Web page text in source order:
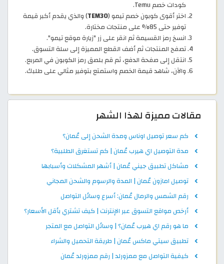
كودات خصم Temu.
اختر أقوى كوبون خصم تيمو (TEM30) والذي يقدم أكبر قيمة
توفير حتى 85% على منتجات مختارة.
انسخ رمز القسيمة ثم انقر على زر "زيارة موقع تيمو".
تصفح المنتجات ثم أضف القطع المميزة إلى سلة التسوق.
انتقل إلى صفحة الدفع، ثم قم بلصق رمز الكوبون في المربع.
والآن، شاهد قيمة الخصم واستمتع بتوفير مثالي على طلبك.
مقالات مميزة لهذا الشهر
كم سعر توصيل اوناس ومدة الشحن إلى عُمان؟
مدة التوصيل اي هيرب عُمان | كم تستغرق الطلبية؟
مشاكل تطبيق جيني عُمان | أشهر المشكلات وأسبابها
توصيل امازون عُمان | المدة والرسوم والشحن المجاني
رقم الشمس والرمال عُمان: أسرع وسائل التواصل
أرخص مواقع التسوق عبر الإنترنت | كيف تشتري بأقل الأسعار؟
ما هو رقم اي هيرب عُمان؟ | وسائل التواصل مع المتجر
تطبيق سيتي ماكس عُمان | طريقة التحميل والشراء
كيفية التواصل مع ممزورلد | رقم ممزورلد عُمان